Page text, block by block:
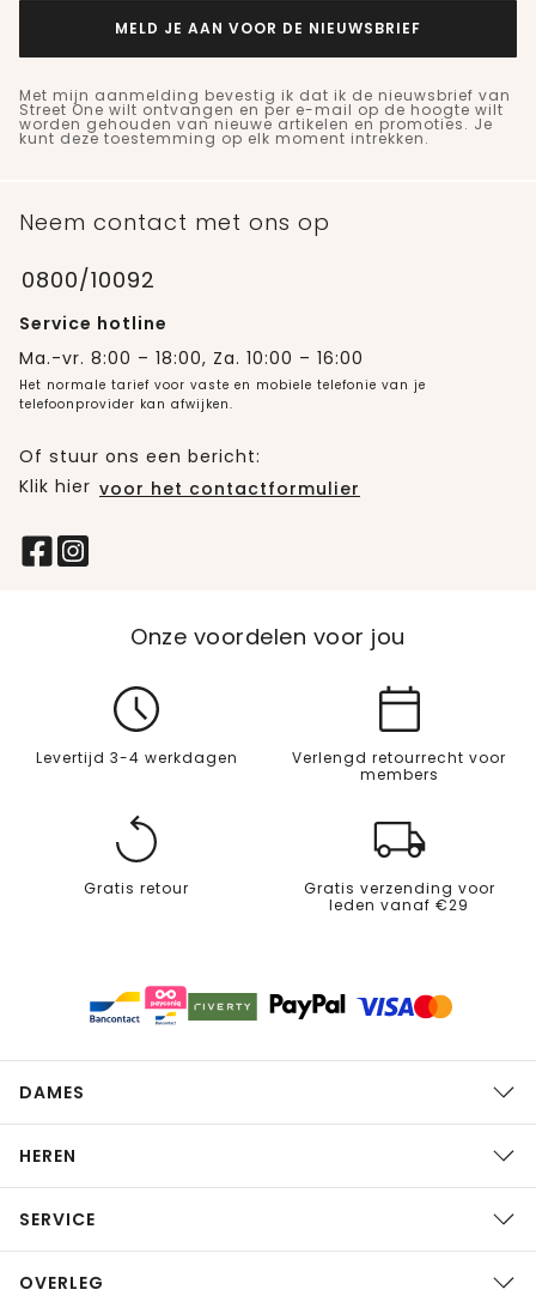
MELD JE AAN VOOR DE NIEUWSBRIEF
Met mijn aanmelding bevestig ik dat ik de nieuwsbrief van
Street One wilt ontvangen en per e-mail op de hoogte wilt
worden gehouden van nieuwe artikelen en promoties. Je
kunt deze toestemming op elk moment intrekken.
Neem contact met ons op
0800/10092
Service hotline
Ma.-vr. 8:00 – 18:00, Za. 10:00 – 16:00
Het normale tarief voor vaste en mobiele telefonie van je
telefoonprovider kan afwijken.
Of stuur ons een bericht:
Klik hier voor het contactformulier
Onze voordelen voor jou
Levertijd 3-4 werkdagen
Verlengd retourrecht voor
members
Gratis retour
Gratis verzending voor
leden vanaf €29
DAMES
HEREN
SERVICE
OVERLEG